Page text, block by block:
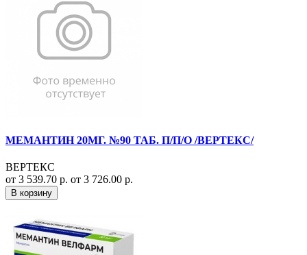
МЕМАНТИН 20МГ. №90 ТАБ. П/П/О /ВЕРТЕКС/
ВЕРТЕКС
от 3 539.70 р. от 3 726.00 р.
В корзину